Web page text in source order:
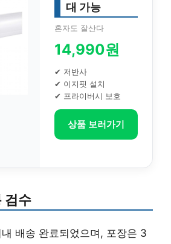
대 가능
혼자도 잘산다
14,990원
✔ 저반사
✔ 이지핏 설치
✔ 프라이버시 보호
상품 보러가기
검수
배송 완료되었으며, 포장은 3